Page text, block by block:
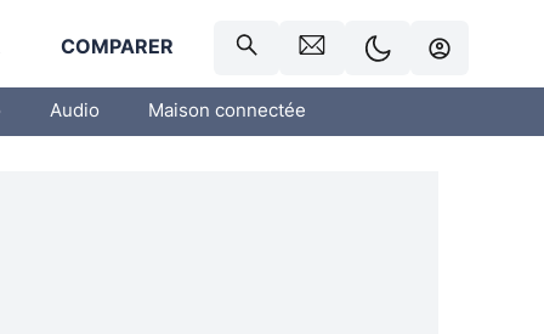
COMPARER
Audio Maison connectée